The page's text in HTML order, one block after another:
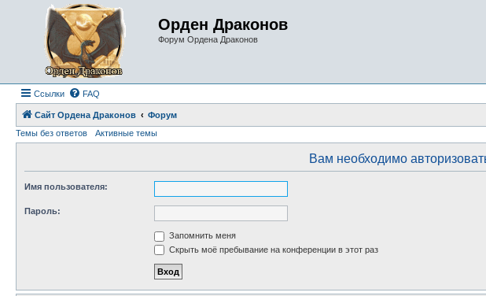
Орден Драконов
Форум Ордена Драконов
Ссылки FAQ
Сайт Ордена Драконов
Форум
Темы без ответов
Активные темы
Вам необходимо
Имя пользователя:
Пароль:
Запомнить меня
Скрыть моё пребывание на конференции в этот раз